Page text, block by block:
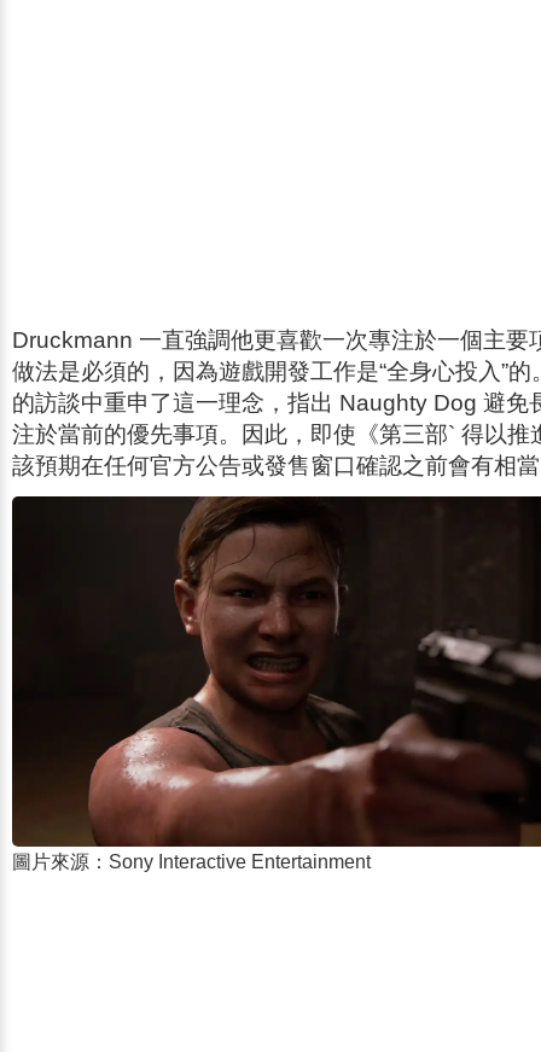
Druckmann 一直強調他更喜歡一次專注於一個主
做法是必須的，因為遊戲開發工作是“全身心投入”的
的訪談中重申了這一理念，指出 Naughty Dog 避免
注於當前的優先事項。因此，即使《第三部` 得以推
該預期在任何官方公告或發售窗口確認之前會有相
圖片來源：Sony Interactive Entertainment